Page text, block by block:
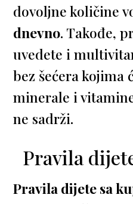
dovoljne količine
dnevno. Takođe,
uvedete i
bez šećera kojima
minerale i
ne sadrži.
Pravila
Pravila dijete sa